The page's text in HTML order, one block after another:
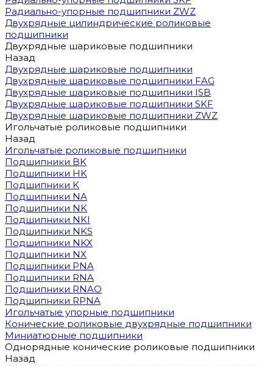
Радиально-упорные подшипники ZWZ
Двухрядные цилиндрические роликовые
подшипники
Двухрядные шариковые подшипники
Назад
Двухрядные шариковые подшипники
Двухрядные шариковые подшипники FAG
Двухрядные шариковые подшипники ISB
Двухрядные шариковые подшипники SKF
Двухрядные шариковые подшипники ZWZ
Игольчатые роликовые подшипники
Назад
Игольчатые роликовые подшипники
Подшипники BK
Подшипники HK
Подшипники K
Подшипники NA
Подшипники NK
Подшипники NKI
Подшипники NKS
Подшипники NKX
Подшипники NX
Подшипники PNA
Подшипники RNA
Подшипники RNAO
Подшипники RPNA
Игольчатые упорные подшипники
Конические роликовые двухрядные подшипники
Миниатюрные подшипники
Однорядные конические роликовые подшипники
Назад